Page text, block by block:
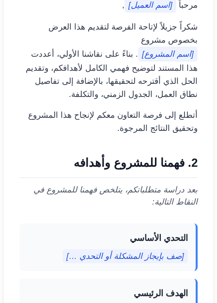
مرحباً [اسم العميل] ,
شكراً جزيلاً لإتاحة الفرصة لتقديم هذا العرض
بخصوص مشروع
[اسم المشروع] . بناءً على نقاشنا الأولي، أعددت
هذا المستند لتوضيح فهمي الكامل لأهدافكم، وتقديم
الحل الذي أقترحه لتحقيقها، بالإضافة إلى تفاصيل
نطاق العمل، الجدول الزمني، والتكلفة.
أتطلع إلى فرصة التعاون معكم لإنجاح هذا المشروع
وتحقيق النتائج المرجوة.
2. فهمنا للمشروع وأهدافه
بعد دراسة متطلباتكم، يتلخص فهمنا للمشروع في
النقاط التالية:
التحدي الأساسي
[صف بإيجاز المشكلة أو التحدي …]
الهدف الرئيسي